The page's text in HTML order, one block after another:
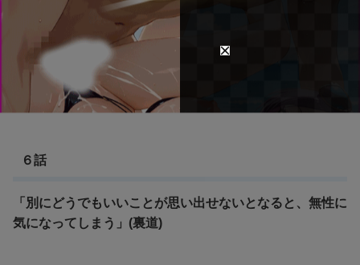
６話
「別にどうでもいいことが思い出せないとなると、無性に
気になってしまう」(裏道)